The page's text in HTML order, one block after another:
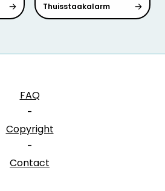
Thuisstaakalarm
FAQ
-
Copyright
-
Contact